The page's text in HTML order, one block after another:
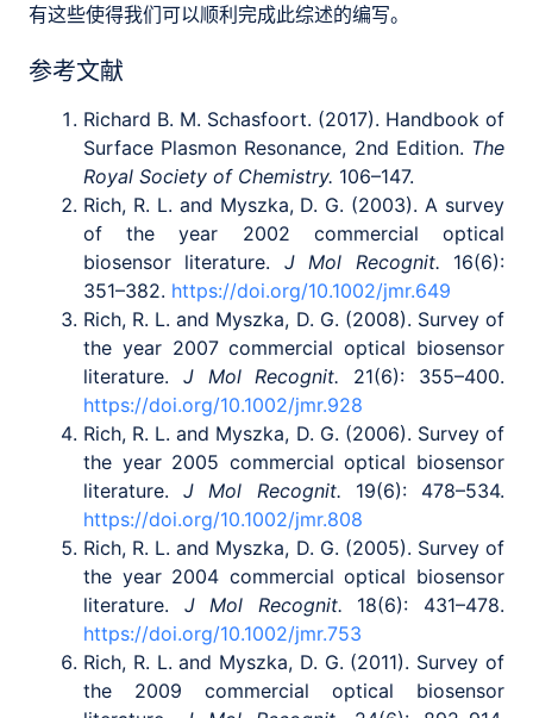
有这些使得我们可以顺利完成此综述的编写。
参考文献
Richard B. M. Schasfoort. (2017). Handbook of
Surface Plasmon Resonance, 2nd Edition. The
Royal Society of Chemistry. 106–147.
Rich, R. L. and Myszka, D. G. (2003). A survey
of the year 2002 commercial optical
biosensor literature. J Mol Recognit. 16(6):
351–382. https://doi.org/10.1002/jmr.649
Rich, R. L. and Myszka, D. G. (2008). Survey of
the year 2007 commercial optical biosensor
literature. J Mol Recognit. 21(6): 355–400.
https://doi.org/10.1002/jmr.928
Rich, R. L. and Myszka, D. G. (2006). Survey of
the year 2005 commercial optical biosensor
literature.J Mol Recognit. 19(6): 478–534.
https://doi.org/10.1002/jmr.808
Rich, R. L. and Myszka, D. G. (2005). Survey of
the year 2004 commercial optical biosensor
literature. J Mol Recognit. 18(6): 431–478.
https://doi.org/10.1002/jmr.753
Rich, R. L. and Myszka, D. G. (2011). Survey of
the 2009 commercial optical biosensor